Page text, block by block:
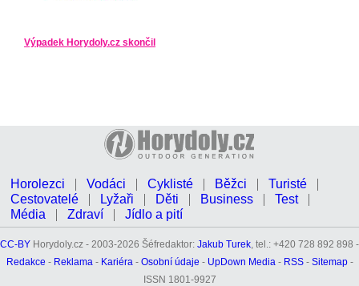
Výpadek Horydoly.cz skončil
Horolezci Vodáci Cyklisté Běžci
Turisté
Cestovatelé
Lyžaři Děti Business
Test
Média
Zdraví Jídlo a pití
CC-BY Horydoly.cz - 2003-2026 Šéfredaktor: Jakub Turek, tel.: +420 728 892 898 -
Redakce - Reklama- Kariéra- Osobní údaje - UpDown Media- RSS- Sitemap-
ISSN 1801-9927